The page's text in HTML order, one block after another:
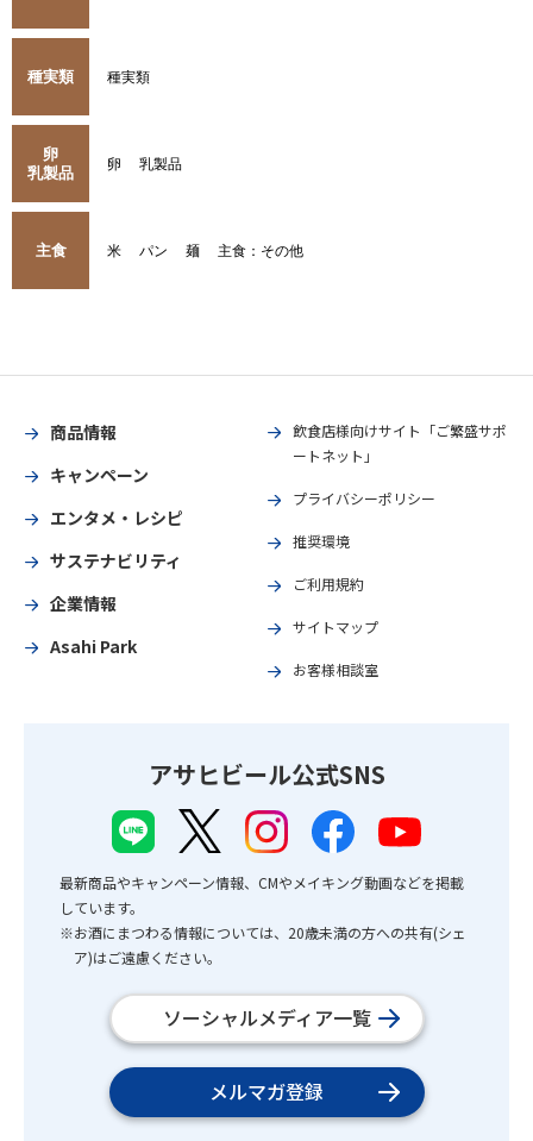
種実類 種実類
卵
乳製品
卵 乳製品
主食 米 パン 麺 主食：その他
商品情報
キャンペーン
エンタメ・レシピ
サステナビリティ
企業情報
Asahi Park
飲食店様向けサイト「ご繁盛サポ
ートネット」
プライバシーポリシー
推奨環境
ご利用規約
サイトマップ
お客様相談室
アサヒビール公式SNS
最新商品やキャンペーン情報、CMやメイキング動画などを掲載
しています。
※お酒にまつわる情報については、20歳未満の方への共有(シェ
ア)はご遠慮ください。
ソーシャルメディア一覧
メルマガ登録